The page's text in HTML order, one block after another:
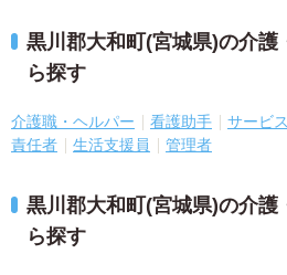
黒川郡大和町(宮城県)の介護
ら探す
介護職・ヘルパー 看護助手 サービ
責任者
生活支援員 管理者
黒川郡大和町(宮城県)の介護
ら探す